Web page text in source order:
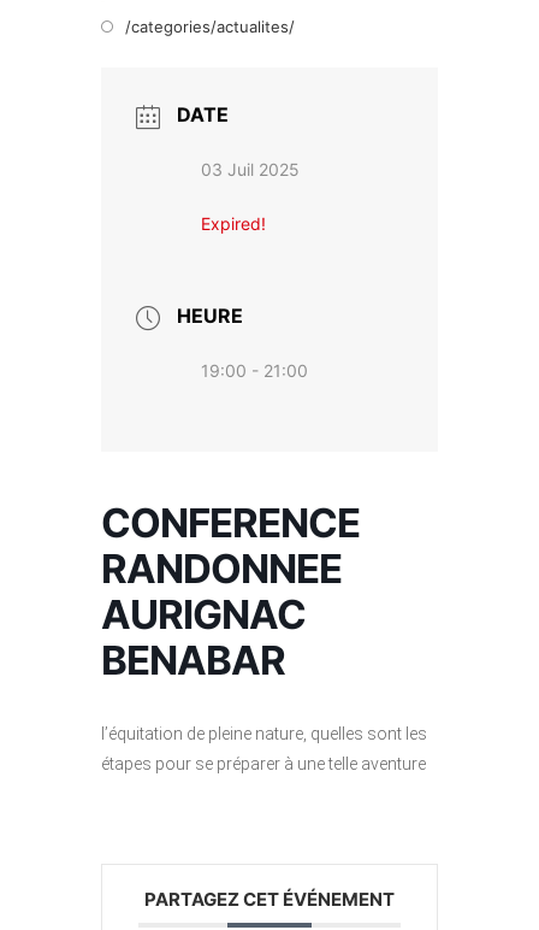
/categories/actualites/
DATE
03 Juil 2025
Expired!
HEURE
19:00 - 21:00
CONFERENCE
RANDONNEE
AURIGNAC
BENABAR
l’équitation de pleine nature, quelles sont les
étapes pour se préparer à une telle aventure
PARTAGEZ CET ÉVÉNEMENT